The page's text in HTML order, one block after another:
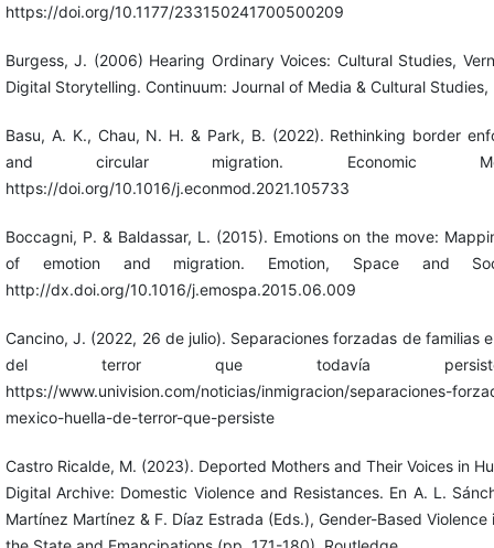
https://doi.org/10.1177/233150241700500209
Burgess, J. (2006) Hearing Ordinary Voices: Cultural Studies,
Digital Storytelling. Continuum: Journal of Media & Cultural
Basu, A. K., Chau, N. H. & Park, B. (2022). Rethinking border
and circular migration. Economic
https://doi.org/10.1016/j.econmod.2021.105733
Boccagni, P. & Baldassar, L. (2015). Emotions on the move:
of emotion and migration. Emotion, Space and
http://dx.doi.org/10.1016/j.emospa.2015.06.009
Cancino, J. (2022, 26 de julio). Separaciones forzadas de familias
del terror que todavía persiste.
https://www.univision.com/noticias/inmigracion/separaciones-
mexico-huella-de-terror-que-persiste
Castro Ricalde, M. (2023). Deported Mothers and Their Voices in
Digital Archive: Domestic Violence and Resistances. En A. L.
Martínez Martínez & F. Díaz Estrada (Eds.), Gender-Based